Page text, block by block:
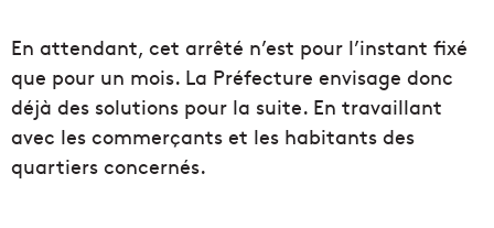
En attendant, cet arrêté n’est pour l’instant fixé
que pour un mois. La Préfecture envisage donc
déjà des solutions pour la suite. En travaillant
avec les commerçants et les habitants des
quartiers concernés.